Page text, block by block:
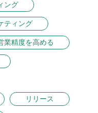
ング
ティング
業精度を高める
リリース